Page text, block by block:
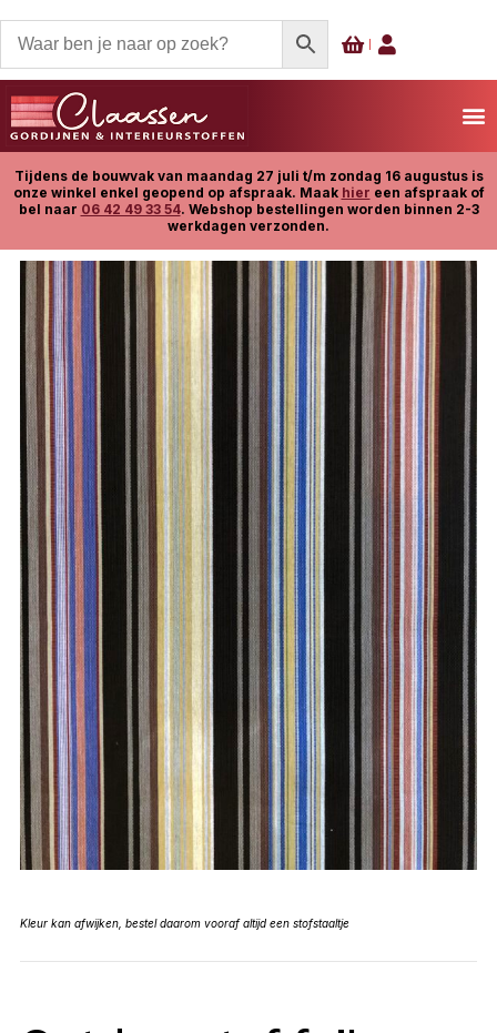
Tijdens de bouwvak van maandag 27 juli t/m zondag 16 augustus is
onze winkel enkel geopend op afspraak. Maak hier een afspraak of
bel naar 06 42 49 33 54. Webshop bestellingen worden binnen 2-3
werkdagen verzonden.
Kleur kan afwijken, bestel daarom vooraf altijd een stofstaaltje